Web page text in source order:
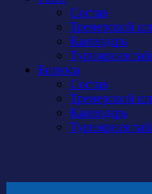
Состав
Тренерский
Календарь
Турнирная
Бирюса
Состав
Тренерский
Календарь
Турнирная